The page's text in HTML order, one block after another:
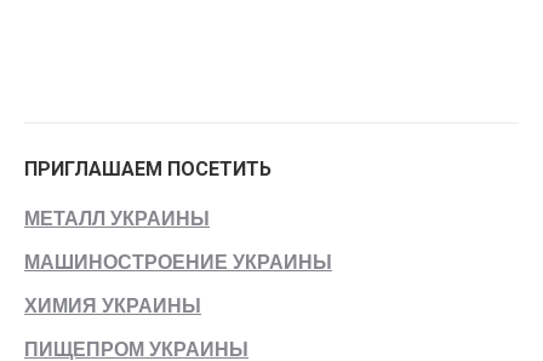
ПРИГЛАШАЕМ ПОСЕТИТЬ
МЕТАЛЛ УКРАИНЫ
МАШИНОСТРОЕНИЕ УКРАИНЫ
ХИМИЯ УКРАИНЫ
ПИЩЕПРОМ УКРАИНЫ